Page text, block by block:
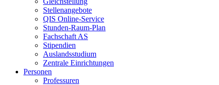
Stellenangebote
QIS Online-Service
Stunden-Raum-Plan
Fachschaft AS
Stipendien
Auslandsstudium
Zentrale Einrichtungen
Personen
Professuren